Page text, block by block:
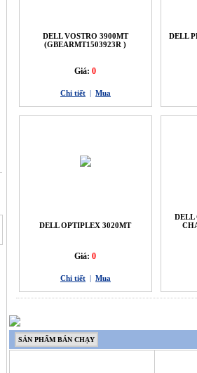
DELL VOSTRO 3900MT
(GBEARMT1503923R )
Giá: 0
Chi tiết | Mua
DELL
DELL OPTIPLEX 3020MT
Giá: 0
Chi tiết | Mua
DELL
SẢN PHẨM BÁN CHẠY